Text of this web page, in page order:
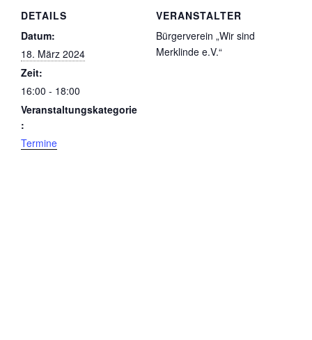
DETAILS
Datum:
18. März 2024
Zeit:
16:00 - 18:00
Veranstaltungskategorie
:
Termine
VERANSTALTER
Bürgerverein „Wir sind
Merklinde e.V.“